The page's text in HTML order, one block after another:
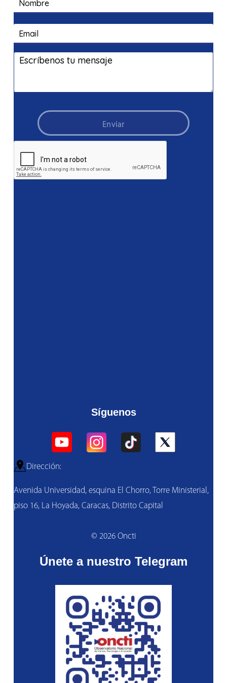
Enviar
Síguenos
Dirección:
Avenida Universidad, esquina El Chorro, Torre Ministerial,
piso 16, La Hoyada, Caracas, Distrito Capital
© 2026 Oncti
Únete a nuestro Telegram